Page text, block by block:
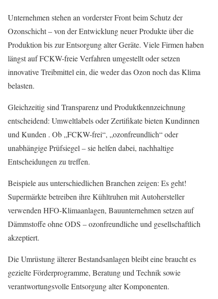
Unternehmen stehen an vorderster Front beim Schutz der
Ozonschicht – von der Entwicklung neuer Produkte über die
Produktion bis zur Entsorgung alter Geräte. Viele Firmen haben
längst auf FCKW-freie Verfahren umgestellt oder setzen
innovative Treibmittel ein, die weder das Ozon noch das Klima
belasten.
Gleichzeitig sind Transparenz und Produktkennzeichnung
entscheidend: Umweltlabels oder Zertifikate bieten Kundinnen
und Kunden . Ob „FCKW-frei“, „ozonfreundlich“ oder
unabhängige Prüfsiegel – sie helfen dabei, nachhaltige
Entscheidungen zu treffen.
Beispiele aus unterschiedlichen Branchen zeigen: Es geht!
Supermärkte betreiben ihre Kühltruhen mit Autohersteller
verwenden HFO-Klimaanlagen, Bauunternehmen setzen auf
Dämmstoffe ohne ODS – ozonfreundliche und gesellschaftlich
akzeptiert.
Die Umrüstung älterer Bestandsanlagen bleibt eine braucht es
gezielte Förderprogramme, Beratung und Technik sowie
verantwortungsvolle Entsorgung alter Komponenten.